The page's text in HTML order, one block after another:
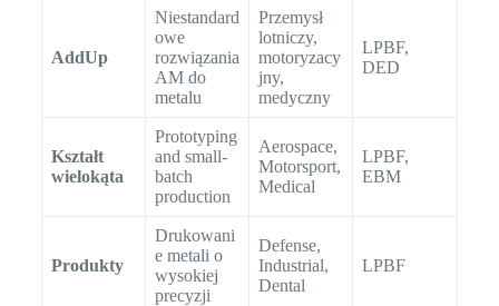
AddUp
Niestandard
owe
rozwiązania
AM do
metalu
Przemysł
lotniczy,
motoryzacy
jny,
medyczny
LPBF,
DED
Kształt
wielokąta
Prototyping
and small-
batch
production
Aerospace,
Motorsport,
Medical
LPBF,
EBM
Produkty
Drukowani
e metali o
wysokiej
precyzji
Defense,
Industrial,
Dental
LPBF